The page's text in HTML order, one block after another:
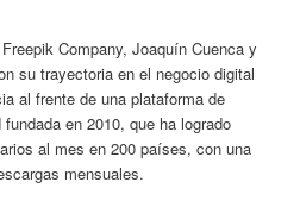
Company, Joaquín Cuenca y
su trayectoria en el negocio digital
al frente de una plataforma de
en 2010, que ha logrado
al mes en 200 países, con una
mensuales.